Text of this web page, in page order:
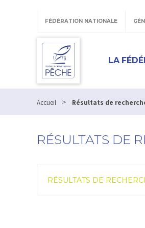
FÉDÉRATION NATIONALE
LA
Accueil > Résultats de
RÉSULTATS DE
RÉSULTATS DE